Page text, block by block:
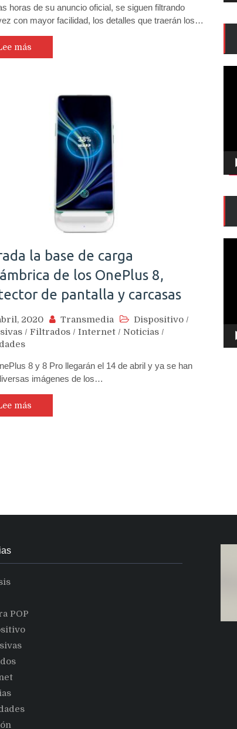
horas de su anuncio oficial, se siguen filtrando
con mayor facilidad, los detalles que traerán los…
más
la base de carga
de los OnePlus 8,
de pantalla y carcasas
2020 Transmedia Dispositivo /
/ Filtrados / Internet / Noticias /
8 y 8 Pro llegarán el 14 de abril y ya se han
imágenes de los…
más
POP